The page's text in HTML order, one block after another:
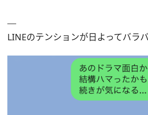
LINEのテンションが日よってバラ